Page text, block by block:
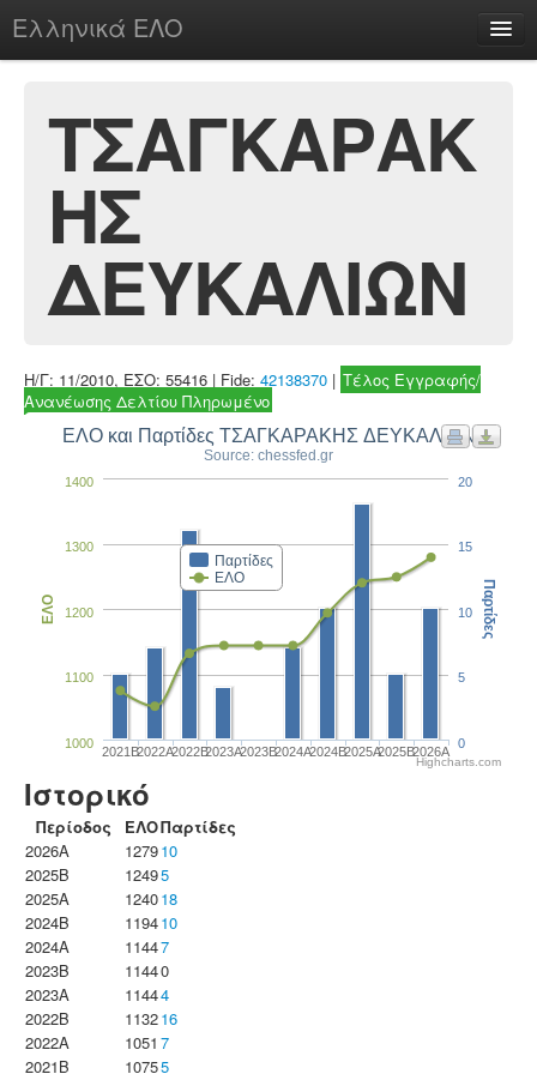
Ελληνικά ΕΛΟ
chesstu.be @ discord
Login
ΤΣΑΓΚΑΡΑΚ
ΗΣ
ΔΕΥΚΑΛΙΩΝ
Η/Γ: 11/2010, ΕΣΟ: 55416 | Fide: 42138370 | Τέλος Εγγραφής/
Ανανέωσης Δελτίου Πληρωμένο
ΕΛΟ και Παρτίδες ΤΣΑΓΚΑΡΑΚΗΣ ΔΕΥΚΑΛΙΩΝ
Source: chessfed.gr
Παρτίδες
ΕΛΟ
2021B2022A2022B2023Α2023B2024A2024B2025A2025B2026A
1000
1100
1200
1300
1400
ΕΛΟ
0
5
10
15
20
Παρτίδες
Highcharts.com
Ιστορικό
Περίοδος ΕΛΟΠαρτίδες
2026A
127910
2025B
12495
2025A
124018
2024B
119410
2024A
11447
2023B
11440
2023Α
11444
2022B
113216
2022A
1051 7
2021B
10755